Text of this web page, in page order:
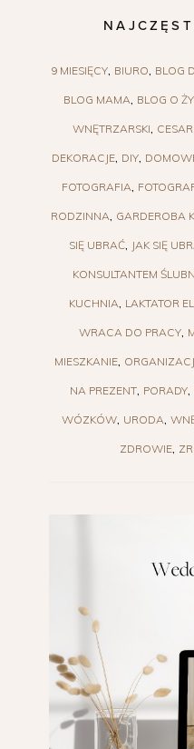
9 MIESIĘCY BIURO BLOG
BLOG MAMA BLOG O
WNĘTRZARSKI
DEKORACJE DIY
FOTOGRAFIA
RODZINNA GARDEROBA
SIĘ UBRAĆ JAK SIĘ
KONSULTANTEM
KUCHNIA LAKTATOR
WRACA DO PRACY
MIESZKANIE
NA PREZENT PORADY
WÓZKÓW URODA
ZDROWIE